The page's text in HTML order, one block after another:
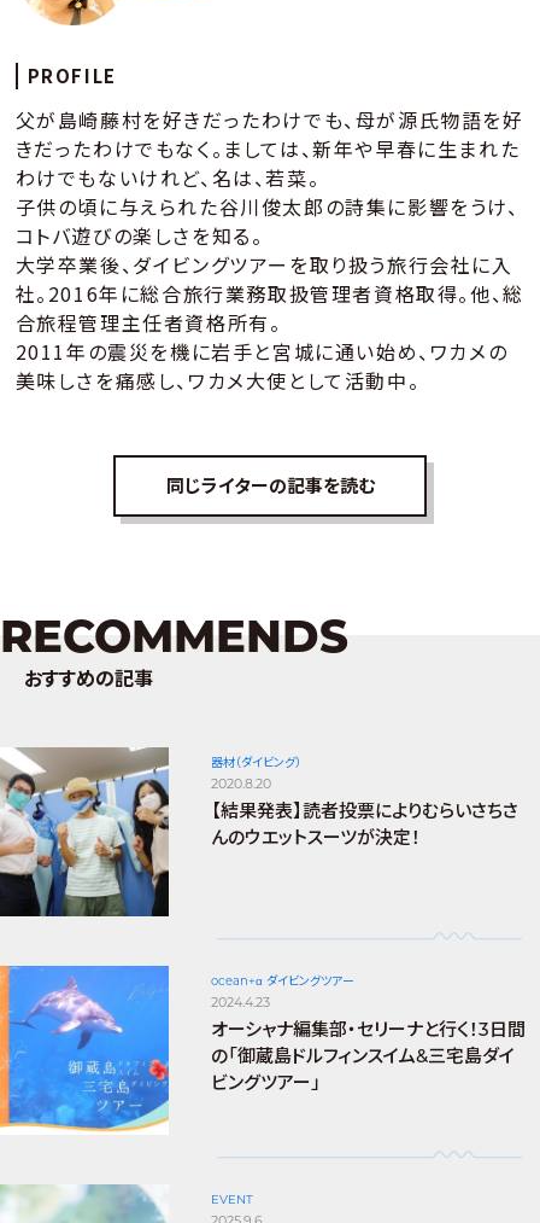
PROFILE
父が島崎藤村を好きだったわけでも、母が源氏物語を好
きだったわけでもなく。ましては、新年や早春に生まれた
わけでもないけれど、名は、若菜。
子供の頃に与えられた谷川俊太郎の詩集に影響をうけ、
コトバ遊びの楽しさを知る。
大学卒業後、ダイビングツアーを取り扱う旅行会社に入
社。2016年に総合旅行業務取扱管理者資格取得。他、総
合旅程管理主任者資格所有。
2011年の震災を機に岩手と宮城に通い始め、ワカメの
美味しさを痛感し、ワカメ大使として活動中。
同じライターの記事を読む
RECOMMENDS
おすすめの記事
器材（ダイビング）
2020.8.20
【結果発表】読者投票によりむらいさちさ
んのウエットスーツが決定！
ocean+α ダイビングツアー
2024.4.23
オーシャナ編集部・セリーナと行く！3日間
の「御蔵島ドルフィンスイム&三宅島ダイ
ビングツアー」
EVENT